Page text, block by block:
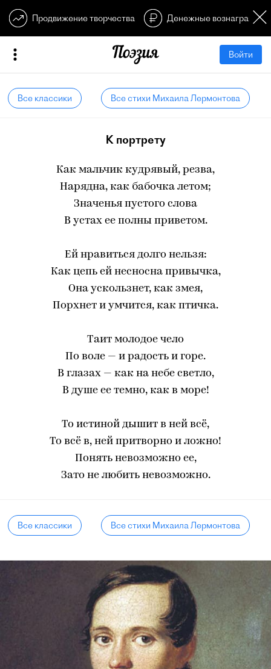
Продвижение творчества Денежные
Войти
Все классики Все стихи Михаила Лермонтова
К портрету
Как мальчик кудрявый, резва,
Нарядна, как бабочка летом;
Значенья пустого слова
В устах ее полны приветом.
Ей нравиться долго нельзя:
Как цепь ей несносна привычка,
Она ускользнет, как змея,
Порхнет и умчится, как птичка.
Таит молодое чело
По воле — и радость и горе.
В глазах — как на небе светло,
В душе ее темно, как в море!
То истиной дышит в ней всё,
То всё в, ней притворно и ложно!
Понять невозможно ее,
Зато не любить невозможно.
Все классики Все стихи Михаила Лермонтова